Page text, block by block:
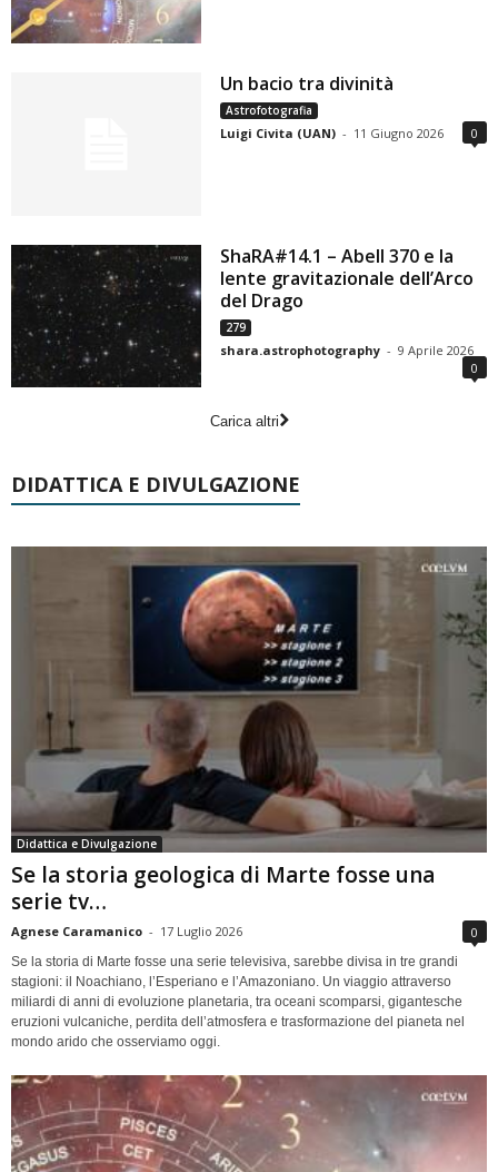
Un bacio tra divinità
Astrofotografia
Luigi Civita (UAN) - 11 Giugno 2026 0
ShaRA#14.1 – Abell 370 e la
lente gravitazionale dell’Arco
del Drago
279
shara.astrophotography - 9 Aprile 2026
0
Carica altri
DIDATTICA E DIVULGAZIONE
Didattica e Divulgazione
Se la storia geologica di Marte fosse una
serie tv…
Agnese Caramanico - 17 Luglio 2026 0
Se la storia di Marte fosse una serie televisiva, sarebbe divisa in tre grandi
stagioni: il Noachiano, l’Esperiano e l’Amazoniano. Un viaggio attraverso
miliardi di anni di evoluzione planetaria, tra oceani scomparsi, gigantesche
eruzioni vulcaniche, perdita dell’atmosfera e trasformazione del pianeta nel
mondo arido che osserviamo oggi.